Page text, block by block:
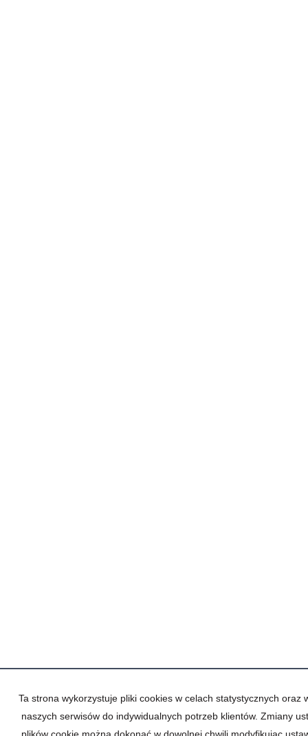
Ta strona wykorzystuje pliki cookies w celach statystycznych oraz
naszych serwisów do indywidualnych potrzeb klientów. Zmiany